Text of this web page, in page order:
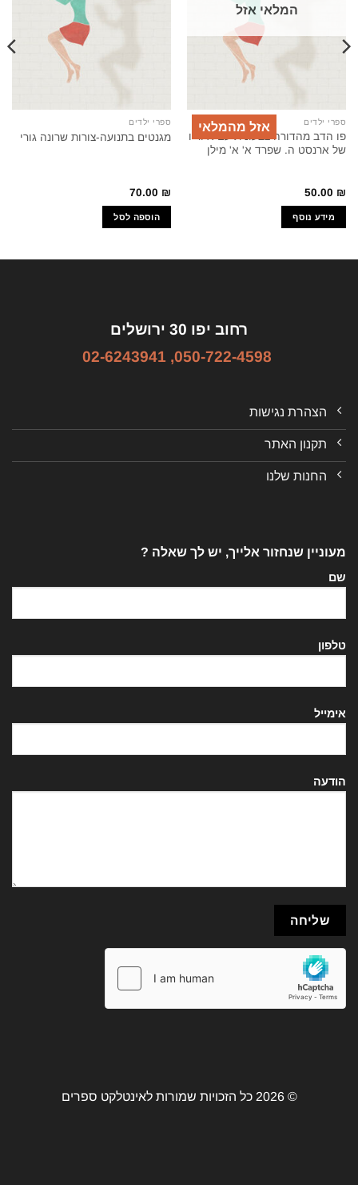
המלאי אזל
אזל מהמלאי ספרי ילדים
פו הדב מהדורה צבעונית עם איוריו
של ארנסט ה. שפרד א' א' מילן
50.00 ₪
מידע נוסף
ספרי ילדים
מגנטים בתנועה-צורות שרונה גורי
70.00 ₪
הוספה לסל
רחוב יפו 30 ירושלים
050-722-4598
,
02-6243941
הצהרת נגישות
תקנון האתר
החנות שלנו
מעוניין שנחזור אלייך, יש לך שאלה ?
שם
טלפון
אימייל
הודעה
© 2026 כל הזכויות שמורות לאינטלקט ספרים